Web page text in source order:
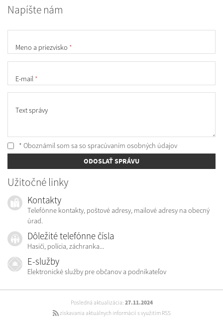
Napíšte nám
Meno a priezvisko *
E-mail *
Text správy
* Oboznámil som sa so spracúvaním osobných údajov
ODOSLAŤ SPRÁVU
Užitočné linky
Kontakty
Telefónne kontakty, poštové adresy, mailové adresy na obecný
úrad.
Dôležité telefónne čísla
Hasiči, polícia, záchranka...
E-služby
Elektronické služby pre občanov a podnikateľov
Posledná aktualizácia: 27.11.2024
získavania aktuálnych informácií s využitím RSS